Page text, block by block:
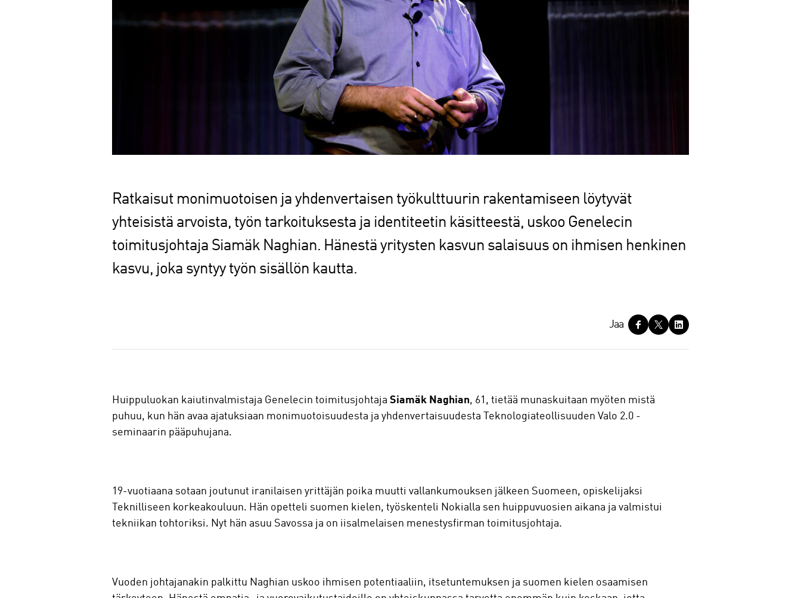
Ratkaisut monimuotoisen ja yhdenvertaisen työkulttuurin rakentamiseen löytyvät
yhteisistä arvoista, työn tarkoituksesta ja identiteetin käsitteestä, uskoo Genelecin
toimitusjohtaja Siamäk Naghian. Hänestä yritysten kasvun salaisuus on ihmisen henkinen
kasvu, joka syntyy työn sisällön kautta.
a
Jaa
Huippuluokan kaiutinvalmistaja Genelecin toimitusjohtaja Siamäk Naghian, 61, tietää munaskuitaan myöten mistä
puhuu, kun hän avaa ajatuksiaan monimuotoisuudesta ja yhdenvertaisuudesta Teknologiateollisuuden Valo 2.0 -
seminaarin pääpuhujana.
19-vuotiaana sotaan joutunut iranilaisen yrittäjän poika muutti vallankumouksen jälkeen Suomeen, opiskelijaksi
Teknilliseen korkeakouluun. Hän opetteli suomen kielen, työskenteli Nokialla sen huippuvuosien aikana ja valmistui
tekniikan tohtoriksi. Nyt hän asuu Savossa ja on iisalmelaisen menestysfirman toimitusjohtaja.
Vuoden johtajanakin palkittu Naghian uskoo ihmisen potentiaaliin, itsetuntemuksen ja suomen kielen osaamisen